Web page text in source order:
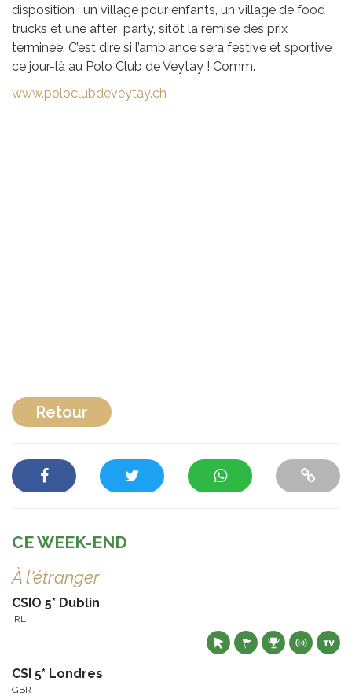
disposition : un village pour enfants, un village de food
trucks et une after party, sitôt la remise des prix
terminée. C’est dire si l’ambiance sera festive et sportive
ce jour-là au Polo Club de Veytay ! Comm.
www.poloclubdeveytay.ch
Retour
CE WEEK-END
À l'étranger
CSIO 5* Dublin
IRL
CSI 5* Londres
GBR